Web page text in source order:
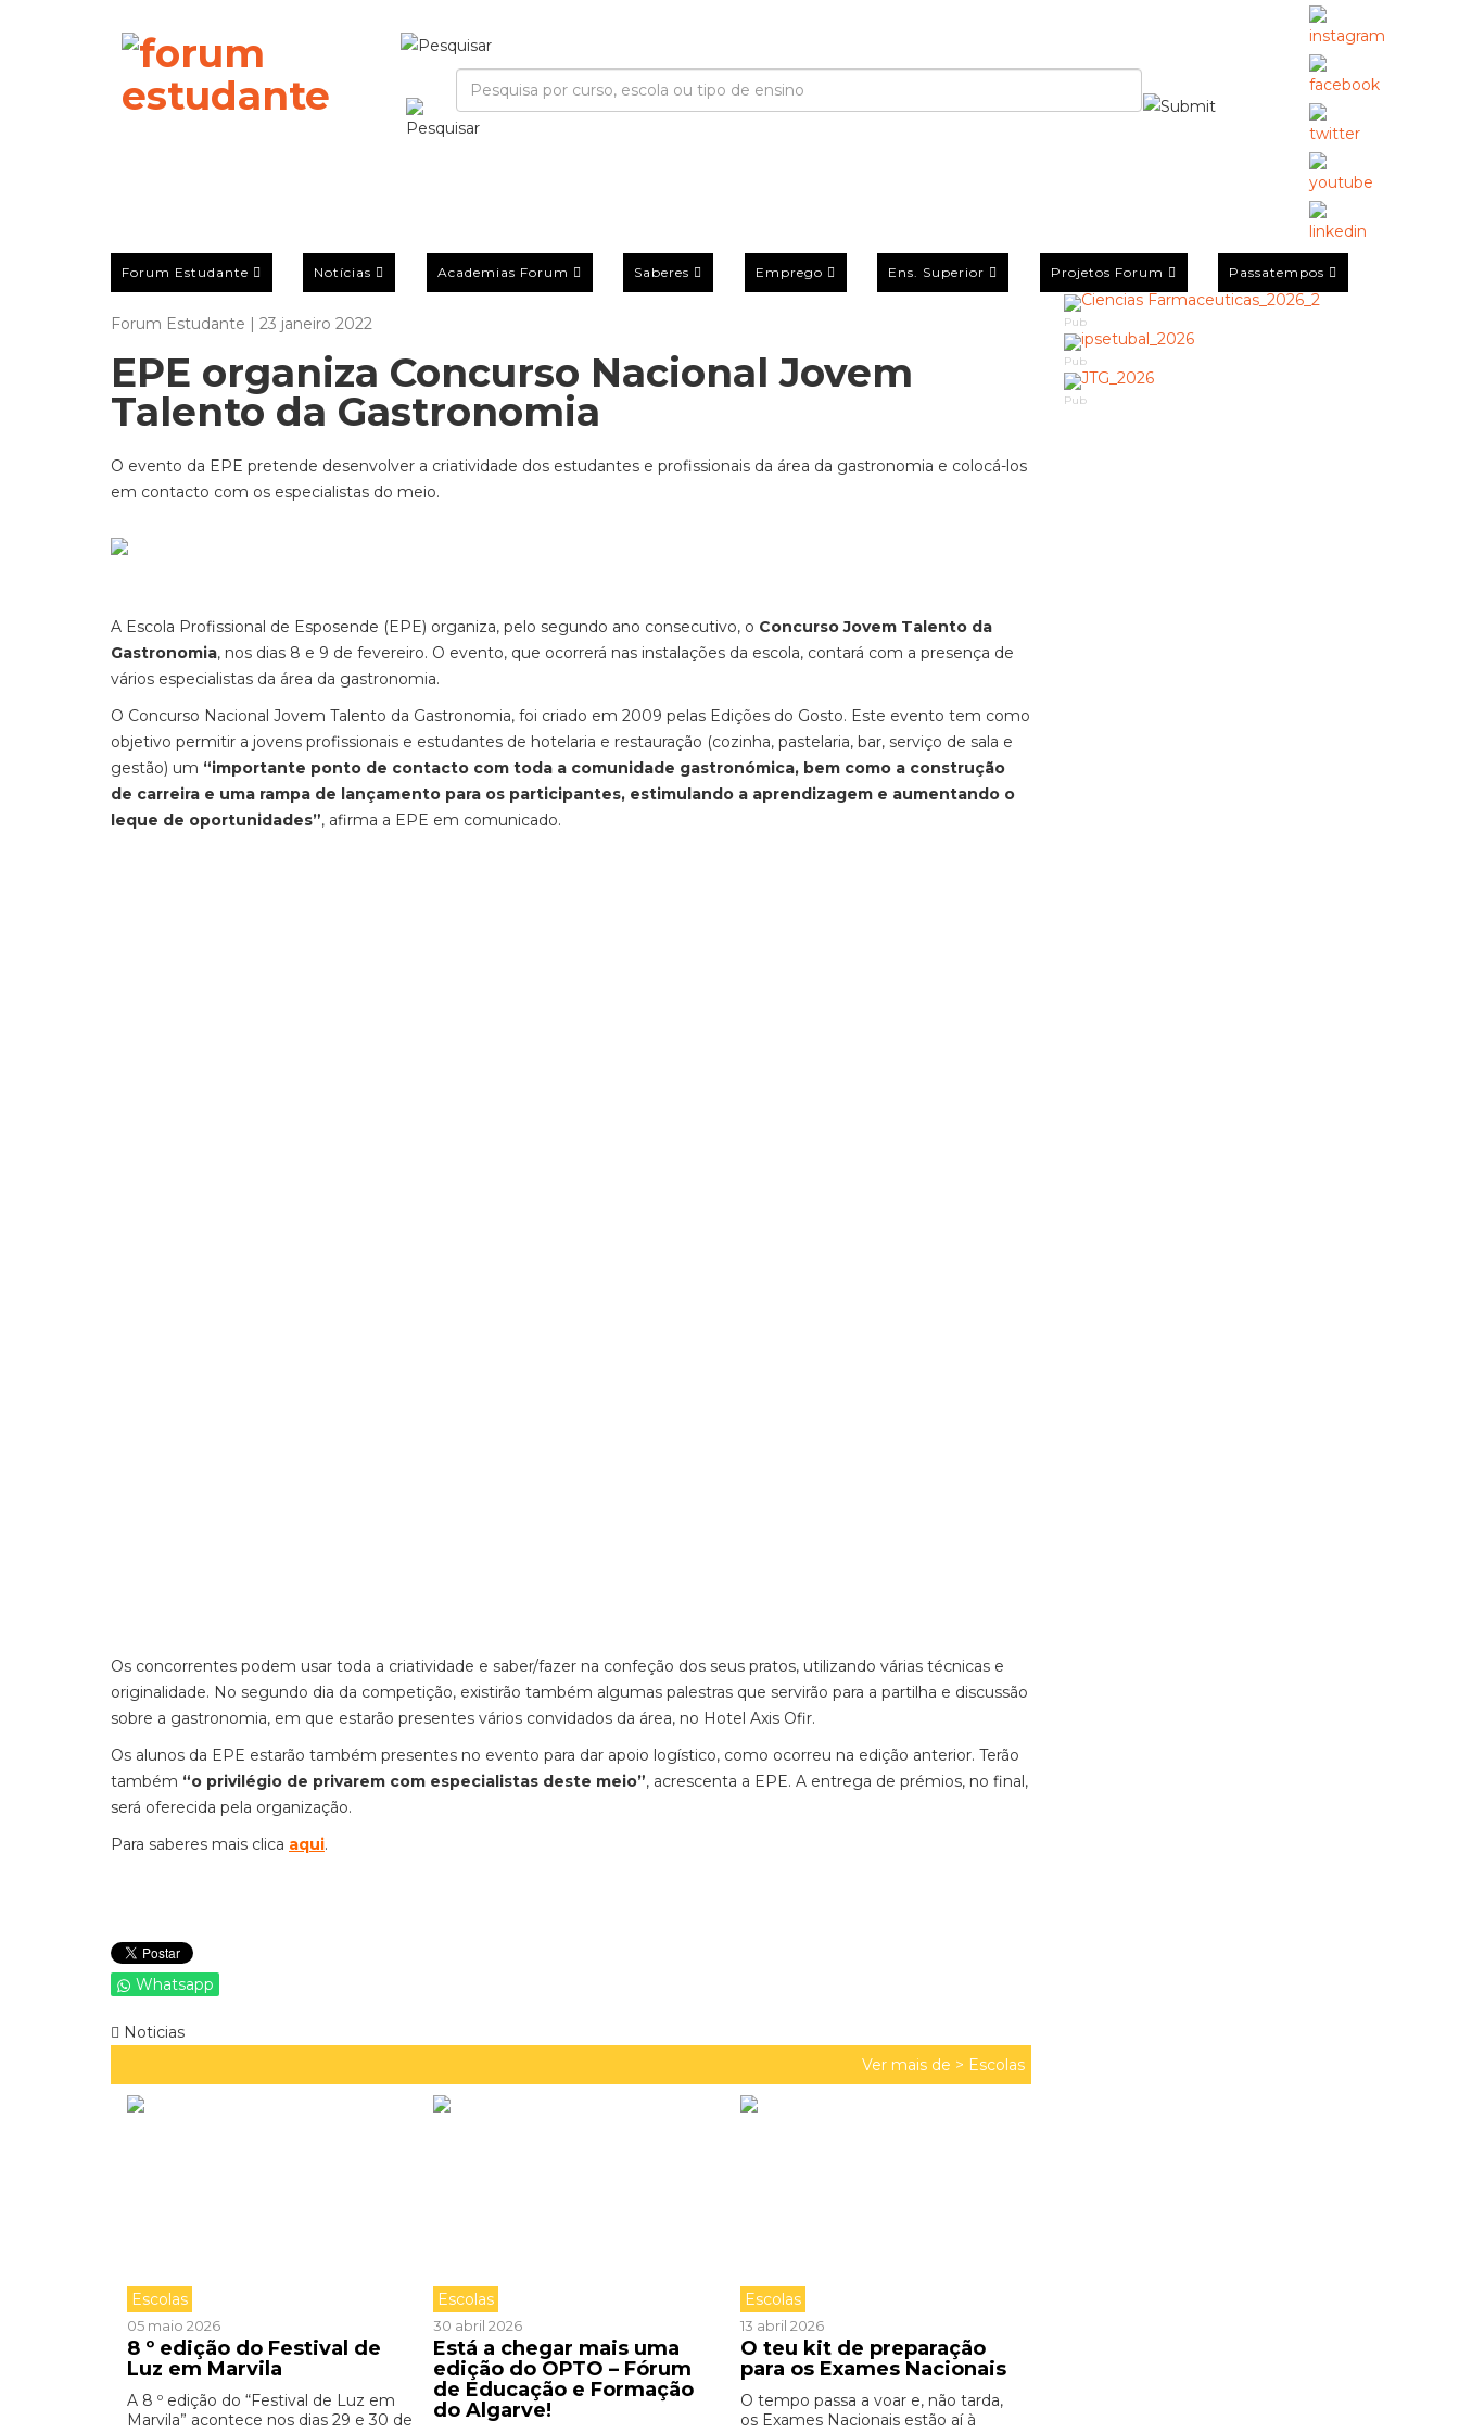
Forum Estudante Notícias Academias Forum Saberes Emprego Ens. Superior Projetos Forum Passatempos
Forum Estudante | 23 janeiro 2022
EPE organiza Concurso Nacional Jovem
Talento da Gastronomia
O evento da EPE pretende desenvolver a criatividade dos estudantes e profissionais da área da gastronomia e colocá-los
em contacto com os especialistas do meio.
A Escola Profissional de Esposende (EPE) organiza, pelo segundo ano consecutivo, o Concurso Jovem Talento da
Gastronomia, nos dias 8 e 9 de fevereiro. O evento, que ocorrerá nas instalações da escola, contará com a presença de
vários especialistas da área da gastronomia.
O Concurso Nacional Jovem Talento da Gastronomia, foi criado em 2009 pelas Edições do Gosto. Este evento tem como
objetivo permitir a jovens profissionais e estudantes de hotelaria e restauração (cozinha, pastelaria, bar, serviço de sala e
gestão) um “importante ponto de contacto com toda a comunidade gastronómica, bem como a construção
de carreira e uma rampa de lançamento para os participantes, estimulando a aprendizagem e aumentando o
leque de oportunidades”, afirma a EPE em comunicado.
Os concorrentes podem usar toda a criatividade e saber/fazer na confeção dos seus pratos, utilizando várias técnicas e
originalidade. No segundo dia da competição, existirão também algumas palestras que servirão para a partilha e discussão
sobre a gastronomia, em que estarão presentes vários convidados da área, no Hotel Axis Ofir.
Os alunos da EPE estarão também presentes no evento para dar apoio logístico, como ocorreu na edição anterior. Terão
também “o privilégio de privarem com especialistas deste meio”, acrescenta a EPE. A entrega de prémios, no final,
será oferecida pela organização.
Para saberes mais clica aqui.
Whatsapp
Noticias
Ver mais de > Escolas
Escolas
05 maio 2026
8 º edição do Festival de
Luz em Marvila
A 8 º edição do “Festival de Luz em
Marvila” acontece nos dias 29 e 30 de
Escolas
30 abril 2026
Está a chegar mais uma
edição do OPTO – Fórum
de Educação e Formação
do Algarve!
Escolas
13 abril 2026
O teu kit de preparação
para os Exames Nacionais
O tempo passa a voar e, não tarda,
os Exames Nacionais estão aí à
Pub
Pub
Pub